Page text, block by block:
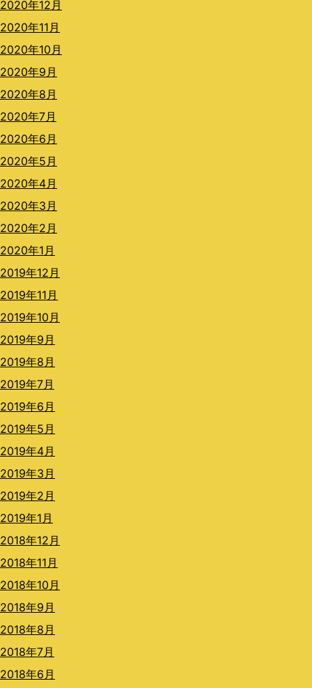
2020年12月
2020年11月
2020年10月
2020年9月
2020年8月
2020年7月
2020年6月
2020年5月
2020年4月
2020年3月
2020年2月
2020年1月
2019年12月
2019年11月
2019年10月
2019年9月
2019年8月
2019年7月
2019年6月
2019年5月
2019年4月
2019年3月
2019年2月
2019年1月
2018年12月
2018年11月
2018年10月
2018年9月
2018年8月
2018年7月
2018年6月